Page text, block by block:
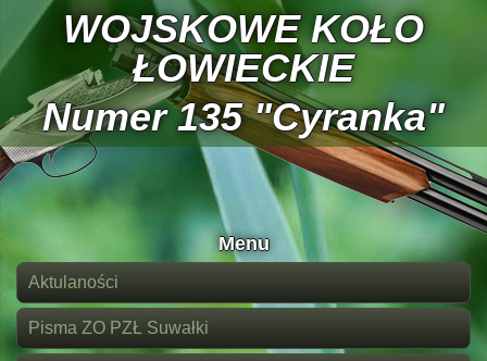
WOJSKOWE KOŁO
ŁOWIECKIE
Numer 135 "Cyranka"
Menu
Aktulaności
Pisma ZO PZŁ Suwałki